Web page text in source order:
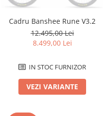
Cadru Banshee Rune V3.2
12.495,00 Lei
8.499,00 Lei
IN STOC FURNIZOR
VEZI VARIANTE